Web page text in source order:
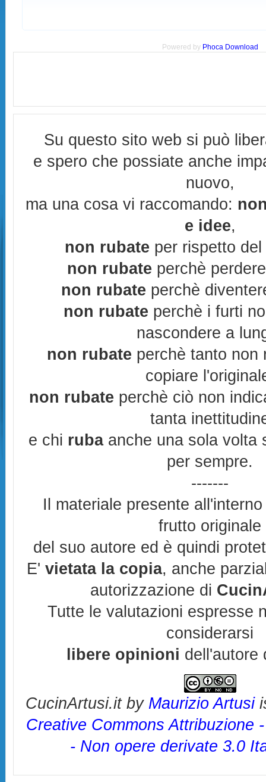
Powered by Phoca Download
Su questo sito web si può
e spero che possiate anche
nuovo,
ma una cosa vi raccomando:
e idee,
non rubate per rispetto
non rubate perchè
non rubate perchè
non rubate perchè i furti
nascondere a
non rubate perchè tanto non
copiare
non rubate perchè ciò non
tanta
e chi rubaanche una sola volta
per sempre.
-------
Il materiale presente
frutto originale
del suo autore ed è quindi
E'vietata la copia, anche
autorizzazione di
Tutte le valutazioni espresse
considerarsi
libere opinioni dell'autore
CucinArtusi.itby Maurizio Artusi
Creative Commons Attribuzione
- Non opere derivate 3.0